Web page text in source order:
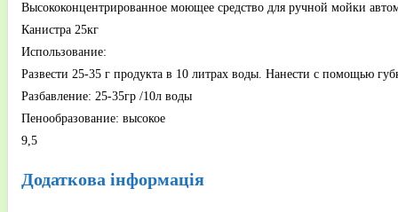
Высококонцентрированное моющее средство для ручной мойки
Канистра 25кг
Использование:
Развести 25-35 г продукта в 10 литрах воды. Нанести с помощью
Разбавление: 25-35гр /10л воды
Пенообразование: высокое
9,5
Додаткова інформація